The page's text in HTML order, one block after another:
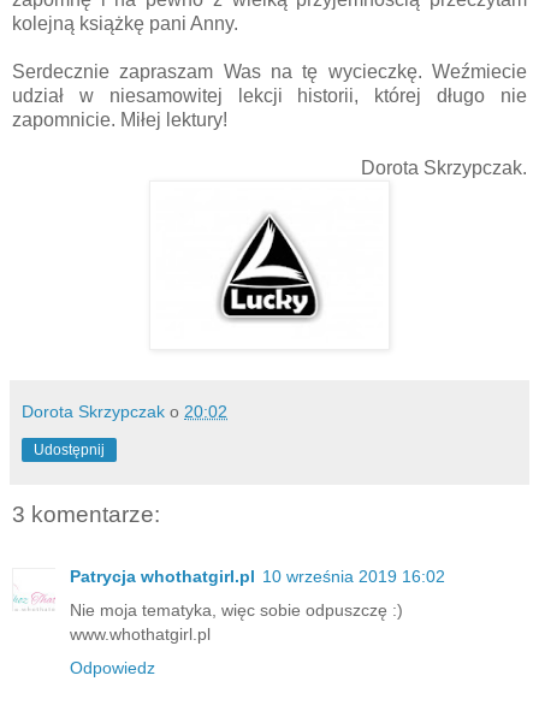
kolejną książkę pani Anny.
Serdecznie zapraszam Was na tę wycieczkę. Weźmiecie
udział w niesamowitej lekcji historii, której długo nie
zapomnicie. Miłej lektury!
Dorota Skrzypczak.
Dorota Skrzypczak o 20:02
Udostępnij
3 komentarze:
Patrycja whothatgirl.pl 10 września 2019 16:02
Nie moja tematyka, więc sobie odpuszczę :)
www.whothatgirl.pl
Odpowiedz